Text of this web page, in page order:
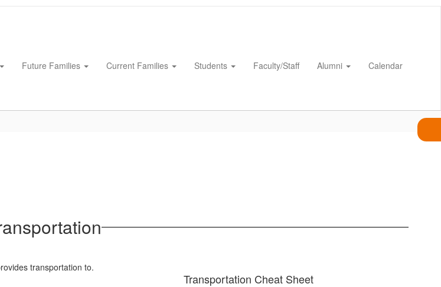
Future Families Current Families Students Faculty/Staff Alumni Calendar
transportation to.
Transportation Cheat Sheet